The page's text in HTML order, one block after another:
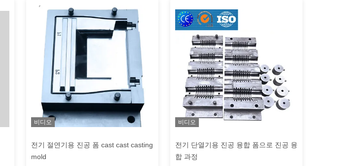
비디오
전기 절연기용 진공 폼 cast cast casting
mold
비디오
전기 단열기용 진공 융합 폼으로 진공 융
합 과정